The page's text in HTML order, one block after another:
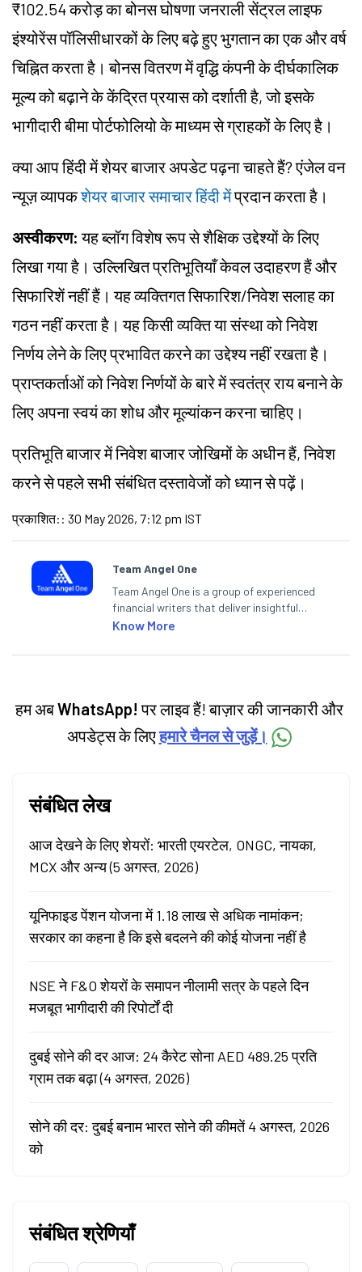
₹102.54 करोड़ का बोनस घोषणा जनराली सेंट्रल लाइफ
इंश्योरेंस पॉलिसीधारकों के लिए बढ़े हुए भुगतान का एक और वर्ष
चिह्नित करता है। बोनस वितरण में वृद्धि कंपनी के दीर्घकालिक
मूल्य को बढ़ाने के केंद्रित प्रयास को दर्शाती है, जो इसके
भागीदारी बीमा पोर्टफोलियो के माध्यम से ग्राहकों के लिए है।
क्या आप हिंदी में शेयर बाजार अपडेट पढ़ना चाहते हैं? एंजेल वन
न्यूज़ व्यापकशेयर बाजार समाचार हिंदी मेंप्रदान करता है।
अस्वीकरण: यह ब्लॉग विशेष रूप से शैक्षिक उद्देश्यों के लिए
लिखा गया है। उल्लिखित प्रतिभूतियाँ केवल उदाहरण हैं और
सिफारिशें नहीं हैं। यह व्यक्तिगत सिफारिश/निवेश सलाह का
गठन नहीं करता है। यह किसी व्यक्ति या संस्था को निवेश
निर्णय लेने के लिए प्रभावित करने का उद्देश्य नहीं रखता है।
प्राप्तकर्ताओं को निवेश निर्णयों के बारे में स्वतंत्र राय बनाने के
लिए अपना स्वयं का शोध और मूल्यांकन करना चाहिए।
प्रतिभूति बाजार में निवेश बाजार जोखिमों के अधीन हैं, निवेश
करने से पहले सभी संबंधित दस्तावेजों को ध्यान से पढ़ें।
प्रकाशित: : 30 May 2026, 7:12 pm IST
Team Angel One
Team Angel One is a group of experienced
financial writers that deliver insightful
articles on the stock market, IPO, economy,
categories.
Know More
हम अबWhatsApp! पर लाइव हैं! बाज़ार की जानकारी और
अपडेट्स के लिएहमारे चैनल से जुड़ें।
संबंधित लेख
आज देखने के लिए शेयरों: भारती एयरटेल, ONGC, नायका,
MCX और अन्य (5 अगस्त, 2026)
यूनिफाइड पेंशन योजना में 1.18 लाख से अधिक नामांकन;
सरकार का कहना है कि इसे बदलने की कोई योजना नहीं है
NSE ने F&O शेयरों के समापन नीलामी सत्र के पहले दिन
मजबूत भागीदारी की रिपोर्टों दी
दुबई सोने की दर आज: 24 कैरेट सोना AED 489.25 प्रति
ग्राम तक बढ़ा (4 अगस्त, 2026)
सोने की दर: दुबई बनाम भारत सोने की कीमतें 4 अगस्त, 2026
को
संबंधित श्रेणियाँ